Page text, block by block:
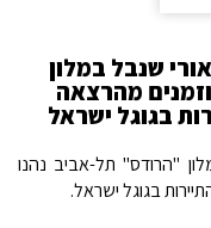
שנבל במלון
מהרצאה
בגוגל ישראל
"הרודס" תל-אביב נהנו
בגוגל ישראל.